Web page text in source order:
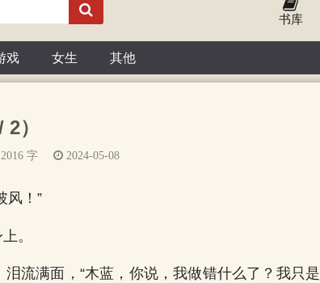
书库
戏 女生 其他
）
2016 字 2024-05-08
风！”
。
流满面，“木蓝，你说，我做错什么了？我只是